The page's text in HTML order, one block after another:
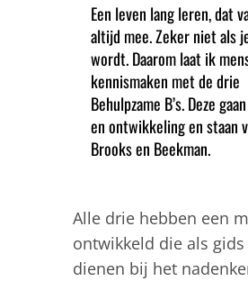
Een leven lang leren, dat
altijd mee. Zeker niet als
wordt. Daarom laat ik
kennismaken met de drie
Behulpzame B’s. Deze
en ontwikkeling en staan
Brooks en Beekman.
Alle drie hebben een
ontwikkeld die als gids
dienen bij het